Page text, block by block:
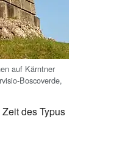
auf Kärntner
Boscoverde,
des Typus